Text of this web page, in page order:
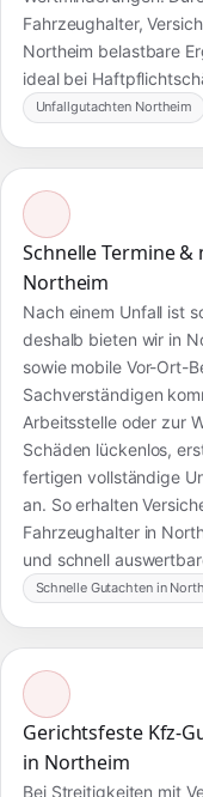
Fahrzeughalter,
Northeim belastbare
ideal bei
Unfallgutachten Northeim
Schnelle Termine
Northeim
Nach einem Unfall ist
deshalb bieten wir in
sowie mobile Vor-Ort-
Sachverständigen
Arbeitsstelle oder zur
Schäden lückenlos,
fertigen vollständige
an. So erhalten
Fahrzeughalter in
und schnell
Schnelle Gutachten in
Gerichtsfeste Kfz-
in Northeim
Bei Streitigkeiten mit